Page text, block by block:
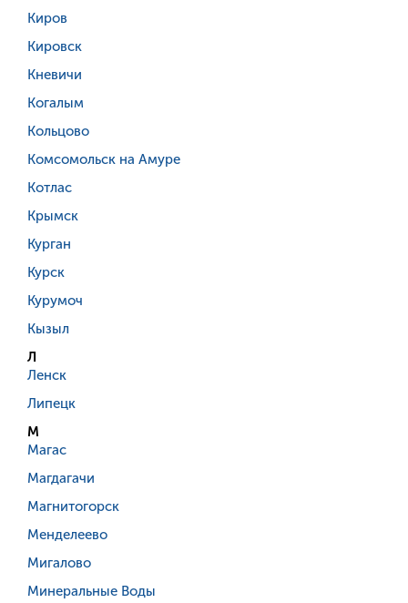
Киров
Кировск
Кневичи
Когалым
Кольцово
Комсомольск на Амуре
Котлас
Крымск
Курган
Курск
Курумоч
Кызыл
Л
Ленск
Липецк
М
Магас
Магдагачи
Магнитогорск
Менделеево
Мигалово
Минеральные Воды